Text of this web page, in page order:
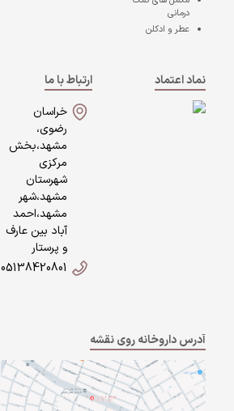
درمانی
عطر و ادکلن
نماد اعتماد
ارتباط با ما
خراسان
رضوی،
مشهد،بخش
مرکزی
شهرستان
مشهد،شهر
مشهد،احمد
آباد بین عارف
و پرستار
05138420801
آدرس داروخانه روی نقشه